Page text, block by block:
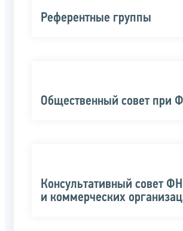
Референтные группы
Общественный совет при
Консультативный совет
и коммерческих